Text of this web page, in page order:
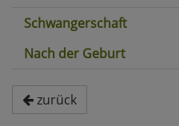
Schwangerschaft
Nach der Geburt
zurück